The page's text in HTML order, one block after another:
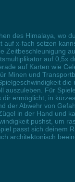
des Himalaya, wo
x-fach setzen
Zeitbeschleunigung
auf 0,5x
auf Karten wie
Minen und
Für
ermöglicht, in
der Abwehr von
in der Hand und
pushst, um
passt sich deinem
architektonisch